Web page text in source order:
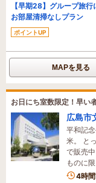
【早期28】グループ旅
お部屋清掃なしプラン
ポイントUP
MAPを見る
お日にち室数限定！早い
広島市
平和記
米。 と
で販売
ものに
4時